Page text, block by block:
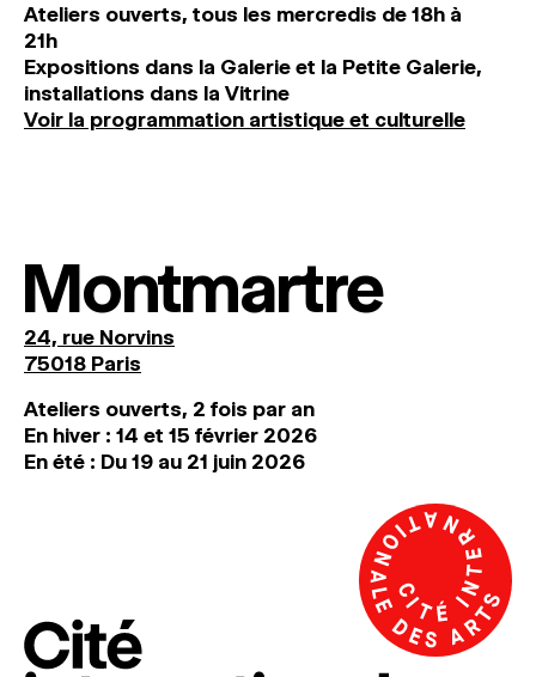
Ateliers ouverts, tous les mercredis de 18h à
21h
Expositions dans la Galerie et la Petite Galerie,
installations dans la Vitrine
Voir la programmation artistique et culturelle
Montmartre
24, rue Norvins
75018 Paris
Ateliers ouverts, 2 fois par an
En hiver : 14 et 15 février 2026
En été : Du 19 au 21 juin 2026